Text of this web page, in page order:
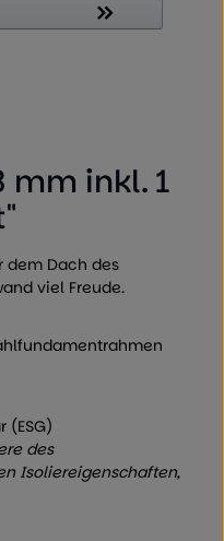
mm inkl. 1
dem Dach des
viel Freude.
(ESG)
des
Isoliereigenschaften,